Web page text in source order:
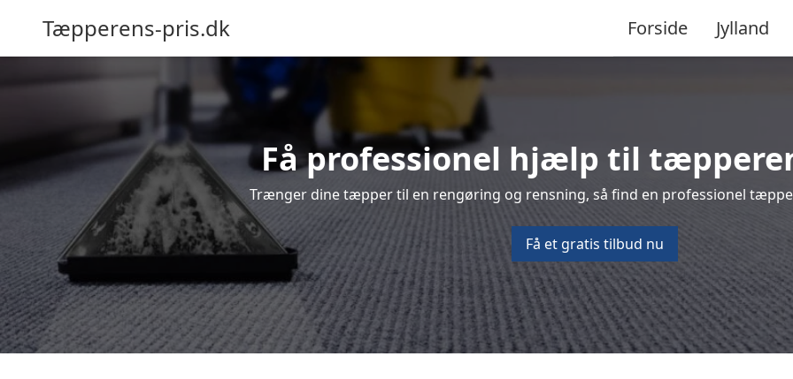
Tæpperens-pris.dk Forside Jylland
Få professionel hjælp til
Trænger dine tæpper til en rengøring og rensning, så find en professionel
Få et gratis tilbud nu